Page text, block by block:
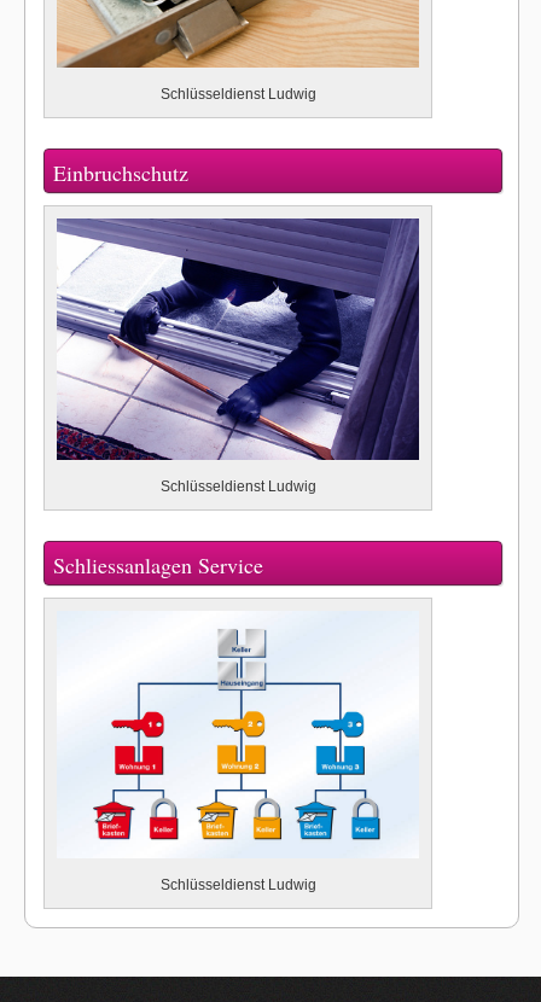
Schlüsseldienst Ludwig
Einbruchschutz
Schlüsseldienst Ludwig
Schliessanlagen Service
Schlüsseldienst Ludwig